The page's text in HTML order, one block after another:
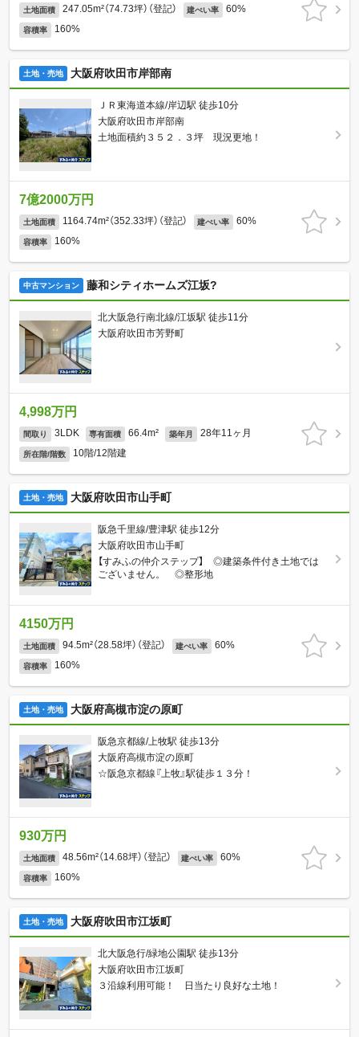
土地面積 247.05m²（74.73坪）（登記） 建ぺい率 60%
容積率 160%
土地・売地 大阪府吹田市岸部南
ＪＲ東海道本線/岸辺駅 徒歩10分
大阪府吹田市岸部南
土地面積約３５２．３坪 現況更地！
7億2000万円
土地面積 1164.74m²（352.33坪）（登記） 建ぺい率 60%
容積率 160%
中古マンション 藤和シティホームズ江坂?
北大阪急行南北線/江坂駅 徒歩11分
大阪府吹田市芳野町
4,998万円
間取り 3LDK 専有面積 66.4m² 築年月 28年11ヶ月
所在階/階数 10階/12階建
土地・売地 大阪府吹田市山手町
阪急千里線/豊津駅 徒歩12分
大阪府吹田市山手町
【すみふの仲介ステップ】 ◎建築条件付き土地では
ございません。 ◎整形地
4150万円
土地面積 94.5m²（28.58坪）（登記） 建ぺい率 60%
容積率 160%
土地・売地 大阪府高槻市淀の原町
阪急京都線/上牧駅 徒歩13分
大阪府高槻市淀の原町
☆阪急京都線『上牧』駅徒歩１３分！
930万円
土地面積 48.56m²（14.68坪）（登記） 建ぺい率 60%
容積率 160%
土地・売地 大阪府吹田市江坂町
北大阪急行/緑地公園駅 徒歩13分
大阪府吹田市江坂町
３沿線利用可能！ 日当たり良好な土地！